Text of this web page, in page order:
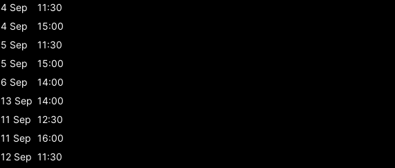
4 Sep
11:30
4 Sep
15:00
5 Sep
11:30
5 Sep
15:00
6 Sep
14:00
13 Sep 14:00
11 Sep 12:30
11 Sep 16:00
12 Sep 11:30